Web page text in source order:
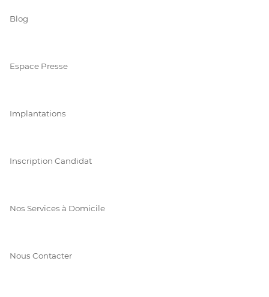
Blog
Espace Presse
Implantations
Inscription Candidat
Nos Services à Domicile
Nous Contacter